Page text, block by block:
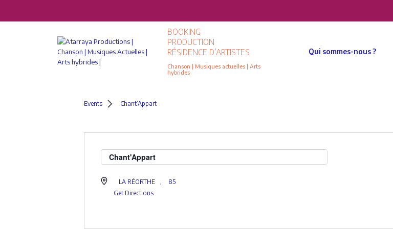
BOOKING
PRODUCTION
RÉSIDENCE D’ARTISTES
Chanson | Musiques actuelles | Arts
hybrides
Qui sommes-nous ?
Events Chant’Appart
Chant'Appart
LA RÉORTHE ,
85
Get Directions